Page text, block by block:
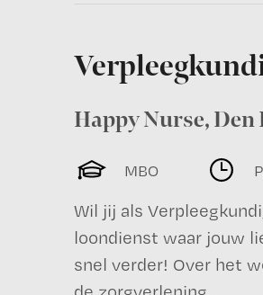
Happy Nurse, Den
MBO
Wil jij als
loondienst waar jouw
snel verder! Over het